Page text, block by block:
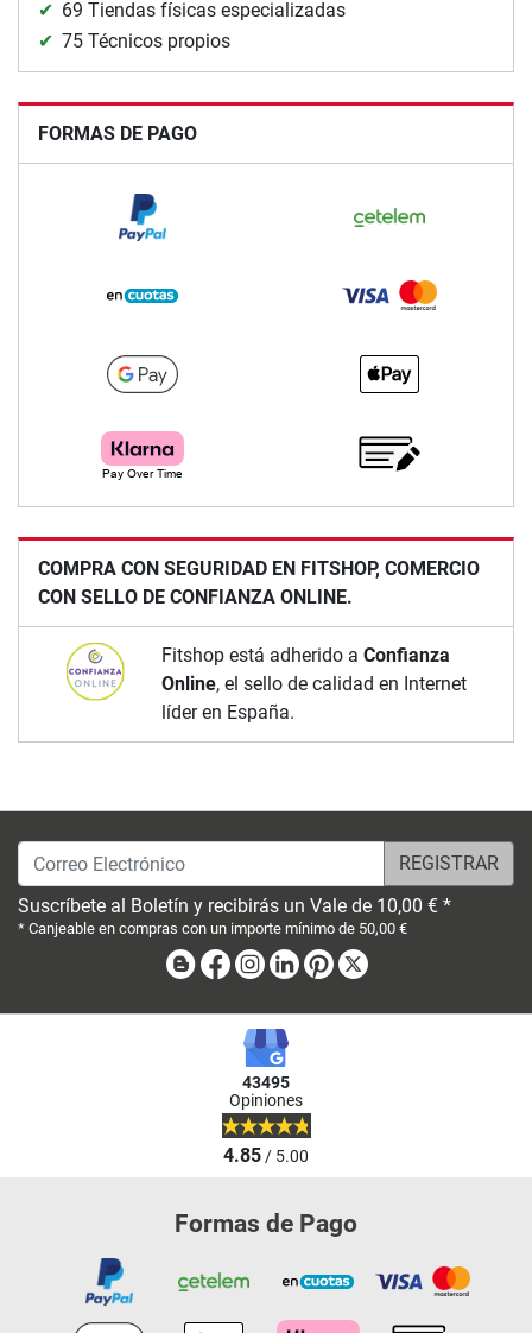
69 Tiendas físicas especializadas
75 Técnicos propios
FORMAS DE PAGO
COMPRA CON SEGURIDAD EN FITSHOP, COMERCIO
CON SELLO DE CONFIANZA ONLINE.
Fitshop está adherido a Confianza
Online, el sello de calidad en Internet
líder en España.
Correo Electrónico
Suscríbete al Boletín y recibirás un Vale de 10,00 € *
* Canjeable en compras con un importe mínimo de 50,00 €
BlogFacebook
Instagram
LinkedinPinterest
43495
Opiniones
4.85/ 5.00
Formas de Pago